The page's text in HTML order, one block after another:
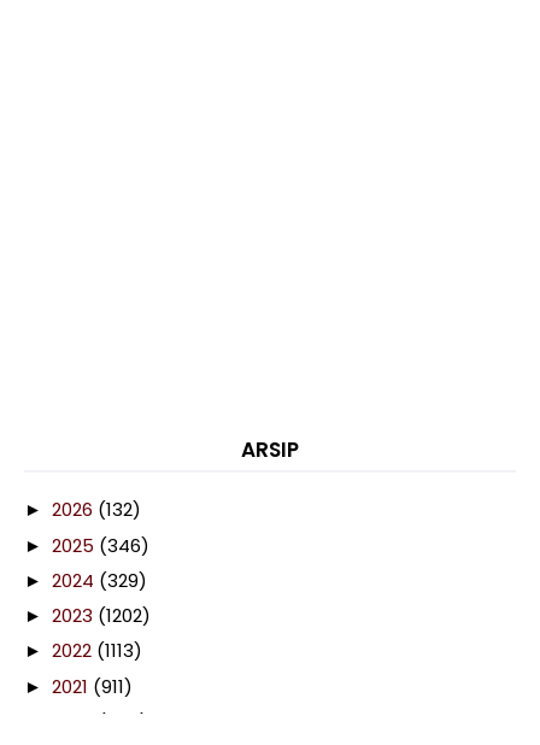
ARSIP
► 2026 (132)
► 2025 (346)
► 2024 (329)
► 2023 (1202)
► 2022 (1113)
► 2021 (911)
(460)